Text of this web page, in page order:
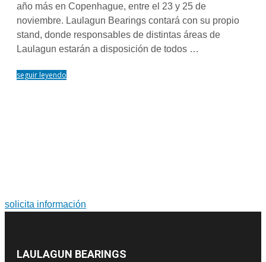
año más en Copenhague, entre el 23 y 25 de
noviembre. Laulagun Bearings contará con su propio
stand, donde responsables de distintas áreas de
Laulagun estarán a disposición de todos …
seguir leyendo
solicita información
LAULAGUN BEARINGS